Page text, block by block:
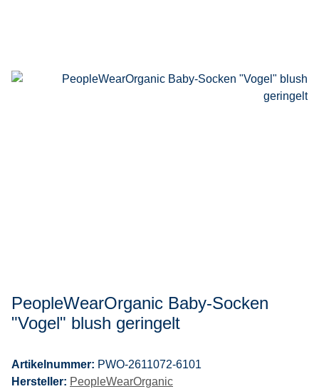
PeopleWearOrganic Baby-Socken
"Vogel" blush geringelt
Artikelnummer: PWO-2611072-6101
Hersteller: PeopleWearOrganic